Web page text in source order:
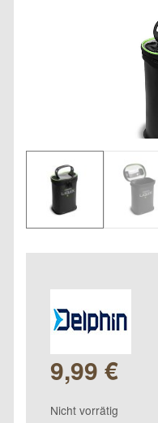
9,99 €
Nicht vorrätig